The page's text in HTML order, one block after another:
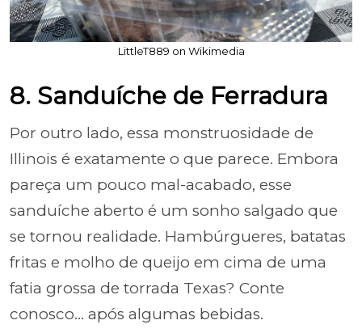
LittleT889 on Wikimedia
8. Sanduíche de Ferradura
Por outro lado, essa monstruosidade de
Illinois é exatamente o que parece. Embora
pareça um pouco mal-acabado, esse
sanduíche aberto é um sonho salgado que
se tornou realidade. Hambúrgueres, batatas
fritas e molho de queijo em cima de uma
fatia grossa de torrada Texas? Conte
conosco... após algumas bebidas.